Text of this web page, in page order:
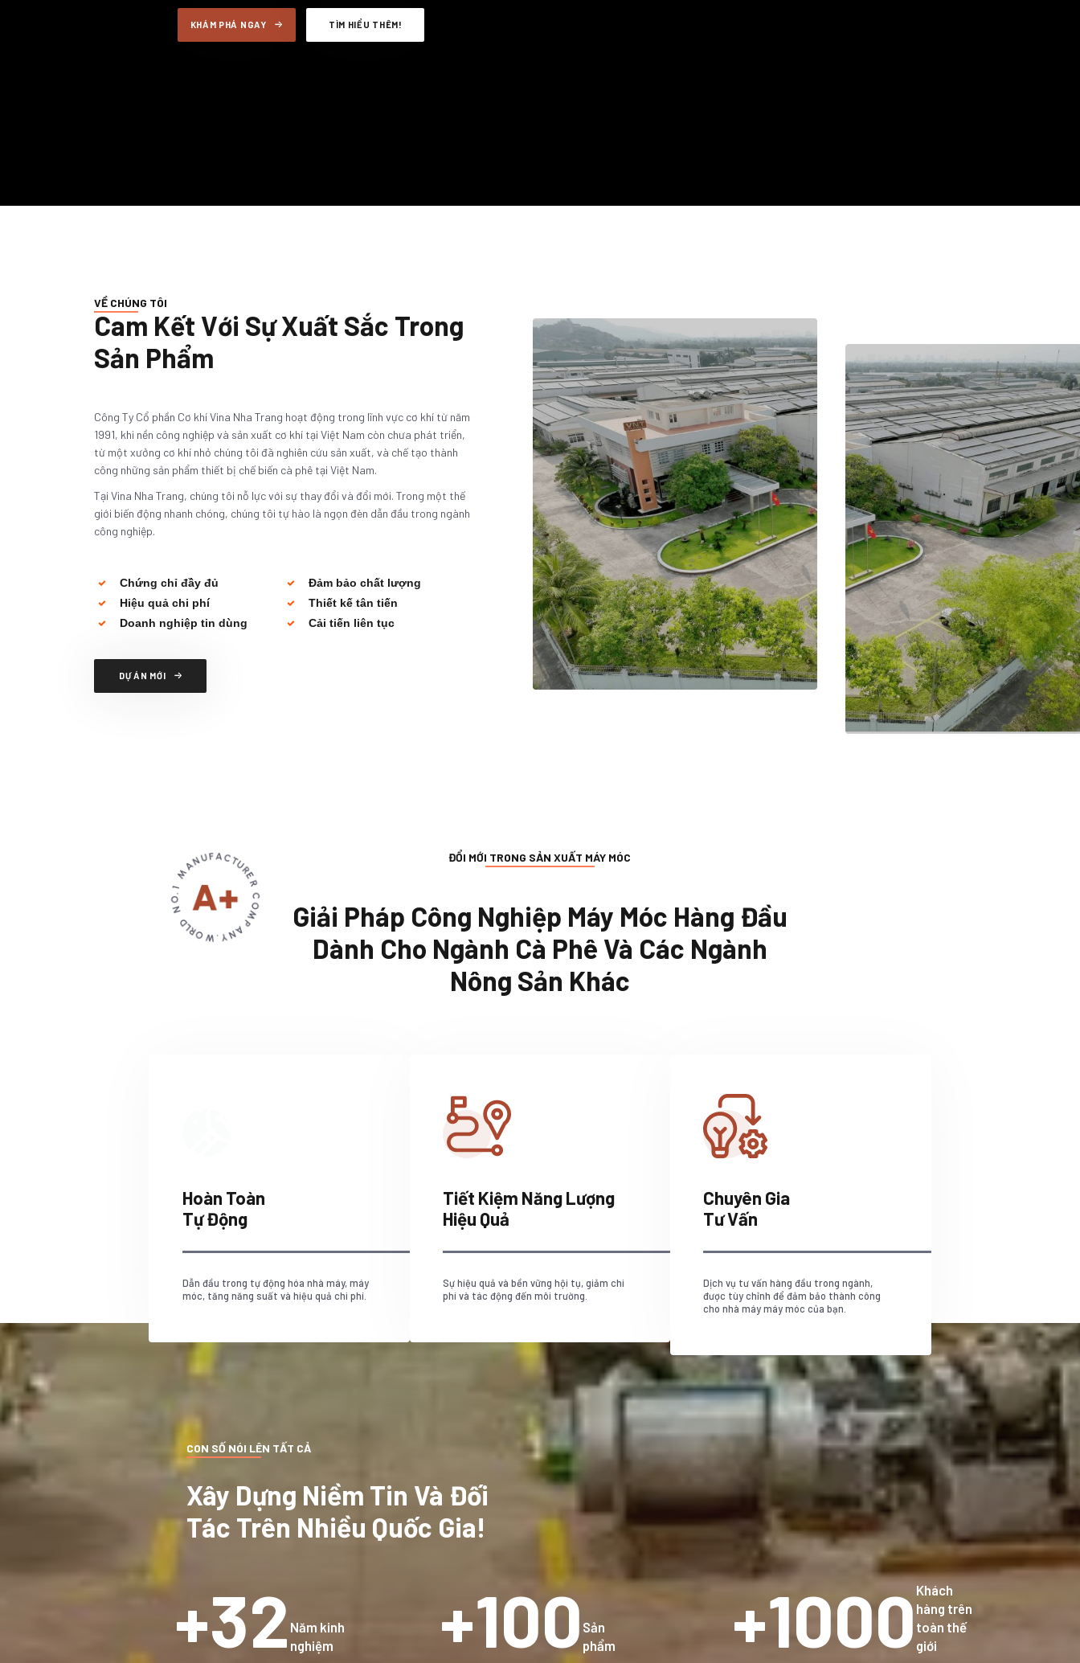
KHÁM PHÁ NGAY TÌM HIỂU THÊM!
VỀ CHÚNG TÔI
Cam Kết Với Sự Xuất Sắc Trong
Sản Phẩm
Công Ty Cổ phần Cơ khí Vina Nha Trang hoạt động trong lĩnh vực cơ khí từ năm
1991, khi nền công nghiệp và sản xuất cơ khí tại Việt Nam còn chưa phát triển,
từ một xưởng cơ khí nhỏ chúng tôi đã nghiên cứu sản xuất, và chế tạo thành
công những sản phẩm thiết bị chế biến cà phê tại Việt Nam.
Tại Vina Nha Trang, chúng tôi nỗ lực với sự thay đổi và đổi mới. Trong một thế
giới biến động nhanh chóng, chúng tôi tự hào là ngọn đèn dẫn đầu trong ngành
công nghiệp.
Chứng chỉ đầy đủ
Đảm bảo chất lượng
Hiệu quả chi phí
Thiết kế tân tiến
Doanh nghiệp tin dùng
Cải tiến liên tục
DỰ ÁN MỚI
ĐỔI MỚI TRONG SẢN XUẤT MÁY MÓC
Giải Pháp Công Nghiệp Máy Móc Hàng Đầu
Dành Cho Ngành Cà Phê Và Các Ngành
Nông Sản Khác
Hoàn Toàn
Tự Động
Dẫn đầu trong tự động hóa nhà máy, máy
móc, tăng năng suất và hiệu quả chi phí.
Tiết Kiệm Năng Lượng
Hiệu Quả
Sự hiệu quả và bền vững hội tụ, giảm chi
phí và tác động đến môi trường.
Chuyên Gia
Tư Vấn
Dịch vụ tư vấn hàng đầu trong ngành,
được tùy chỉnh để đảm bảo thành công
cho nhà máy máy móc của bạn.
CON SỐ NÓI LÊN TẤT CẢ
Xây Dựng Niềm Tin Và Đối
Tác Trên Nhiều Quốc Gia!
32 Năm kinh
nghiệm
100Sản
phẩm
1000 Khách
hàng trên
toàn thế
giới